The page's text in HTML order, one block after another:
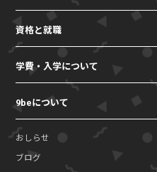
資格と就職
学費・入学について
9beについて
おしらせ
ブログ